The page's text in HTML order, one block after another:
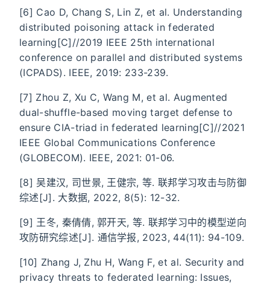
[6] Cao D, Chang S, Lin Z, et al. Understanding
distributed poisoning attack in federated
learning[C]//2019 IEEE 25th international
conference on parallel and distributed systems
(ICPADS). IEEE, 2019: 233-239.
[7] Zhou Z, Xu C, Wang M, et al. Augmented
dual-shuffle-based moving target defense to
ensure CIA-triad in federated learning[C]//2021
IEEE Global Communications Conference
(GLOBECOM). IEEE, 2021: 01-06.
[8] 吴建汉, 司世景, 王健宗, 等. 联邦学习攻击与防御
综述[J]. 大数据, 2022, 8(5): 12-32.
[9] 王冬, 秦倩倩, 郭开天, 等. 联邦学习中的模型逆向
攻防研究综述[J]. 通信学报, 2023, 44(11): 94-109.
[10] Zhang J, Zhu H, Wang F, et al. Security and
privacy threats to federated learning: Issues,